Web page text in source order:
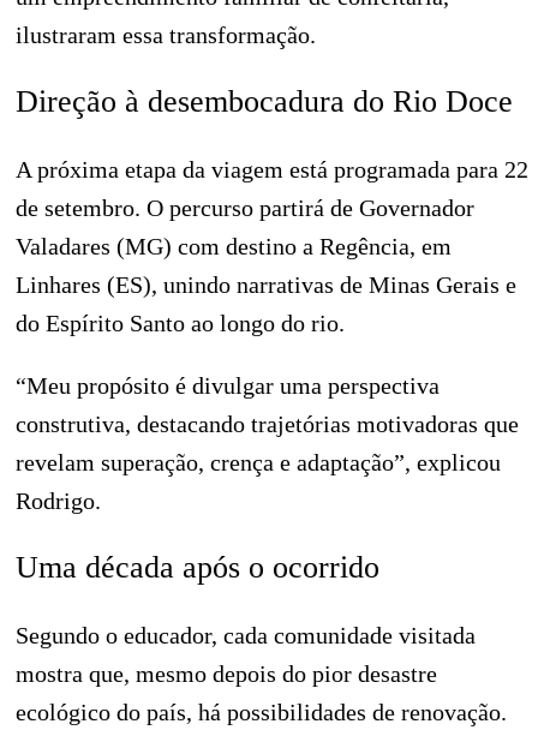
ilustraram essa transformação.
Direção à desembocadura do Rio Doce
A próxima etapa da viagem está programada para 22
de setembro. O percurso partirá de Governador
Valadares (MG) com destino a Regência, em
Linhares (ES), unindo narrativas de Minas Gerais e
do Espírito Santo ao longo do rio.
“Meu propósito é divulgar uma perspectiva
construtiva, destacando trajetórias motivadoras que
revelam superação, crença e adaptação”, explicou
Rodrigo.
Uma década após o ocorrido
Segundo o educador, cada comunidade visitada
mostra que, mesmo depois do pior desastre
ecológico do país, há possibilidades de renovação.